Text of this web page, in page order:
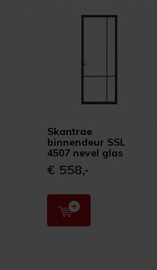
Skantrae
binnendeur SSL
4507 nevel glas
€ 558,-